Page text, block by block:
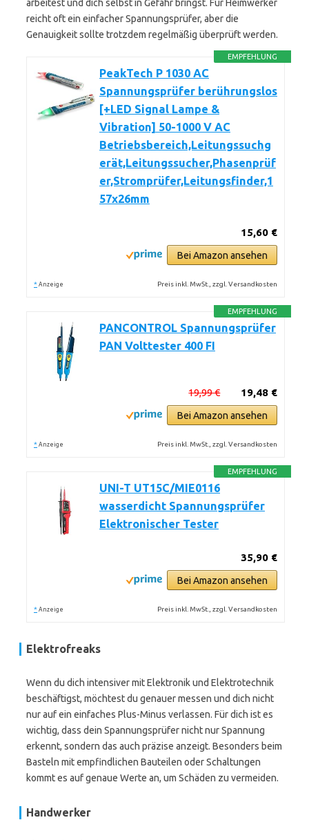
arbeitest und dich selbst in Gefahr bringst. Für Heimwerker
reicht oft ein einfacher Spannungsprüfer, aber die
Genauigkeit sollte trotzdem regelmäßig überprüft werden.
EMPFEHLUNG
PeakTech P 1030 AC
Spannungsprüfer berührungslos
[+LED Signal Lampe &
Vibration] 50-1000 V AC
Betriebsbereich,Leitungssuchg
erät,Leitungssucher,Phasenprüf
er,Stromprüfer,Leitungsfinder,1
57x26mm
15,60 €
Bei Amazon ansehen
* Anzeige Preis inkl. MwSt., zzgl. Versandkosten
EMPFEHLUNG
PANCONTROL Spannungsprüfer
PAN Volttester 400 FI
19,48 €
19,99 €
Bei Amazon ansehen
* Anzeige Preis inkl. MwSt., zzgl. Versandkosten
EMPFEHLUNG
UNI-T UT15C/MIE0116
wasserdicht Spannungsprüfer
Elektronischer Tester
35,90 €
Bei Amazon ansehen
* Anzeige Preis inkl. MwSt., zzgl. Versandkosten
Elektrofreaks
Wenn du dich intensiver mit Elektronik und Elektrotechnik
beschäftigst, möchtest du genauer messen und dich nicht
nur auf ein einfaches Plus-Minus verlassen. Für dich ist es
wichtig, dass dein Spannungsprüfer nicht nur Spannung
erkennt, sondern das auch präzise anzeigt. Besonders beim
Basteln mit empfindlichen Bauteilen oder Schaltungen
kommt es auf genaue Werte an, um Schäden zu vermeiden.
Handwerker